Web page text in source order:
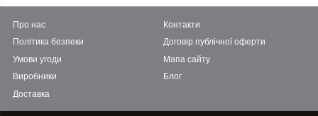
Про нас
Політика безпеки
Умови угоди
Виробники
Доставка
Контакти
Договір публічної оферти
Мапа сайту
Блог